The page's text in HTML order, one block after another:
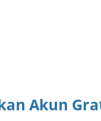
Akun